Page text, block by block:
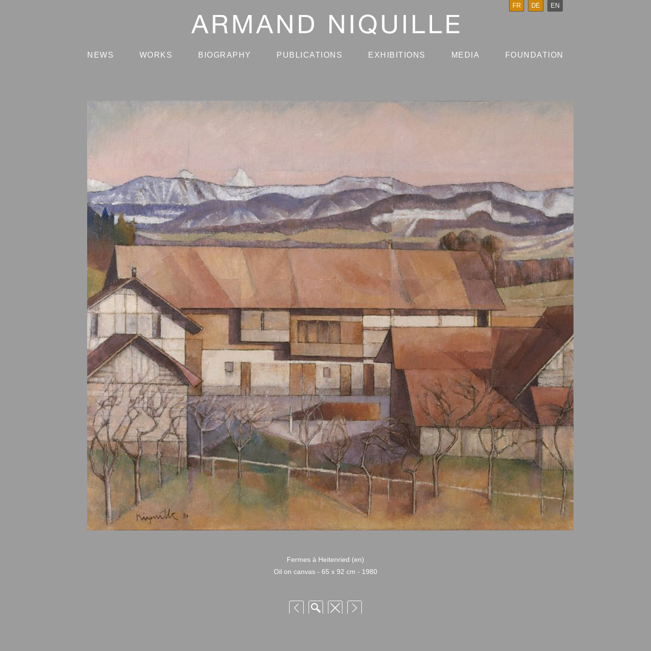
NEWS WORKS BIOGRAPHY PUBLICATIONS EXHIBITIONS MEDIA FOUNDATION
FR DE EN
Fermes à Heitenried (en)
Oil on canvas - 65 x 92 cm - 1980